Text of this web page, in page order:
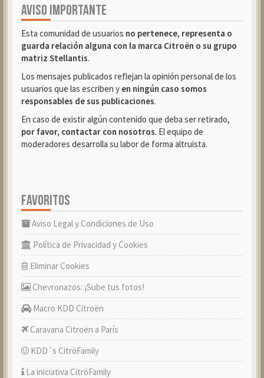
AVISO IMPORTANTE
Esta comunidad de usuarios no pertenece, representa o
guarda relación alguna con la marca Citroën o su grupo
matriz Stellantis.
Los mensajes publicados reflejan la opinión personal de los
usuarios que las escriben y en ningún caso somos
responsables de sus publicaciones.
En caso de existir algún contenido que deba ser retirado,
por favor, contactar con nosotros. El equipo de
moderadores desarrolla su labor de forma altruista.
FAVORITOS
Aviso Legal y Condiciones de Uso
Política de Privacidad y Cookies
Eliminar Cookies
Chevronazos: ¡Sube tus fotos!
Macro KDD Citroën
Caravana Citroën a París
KDD´s CitröFamily
La iniciativa CitröFamily